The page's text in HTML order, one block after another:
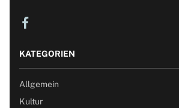
KATEGORIEN
Allgemein
Kultur